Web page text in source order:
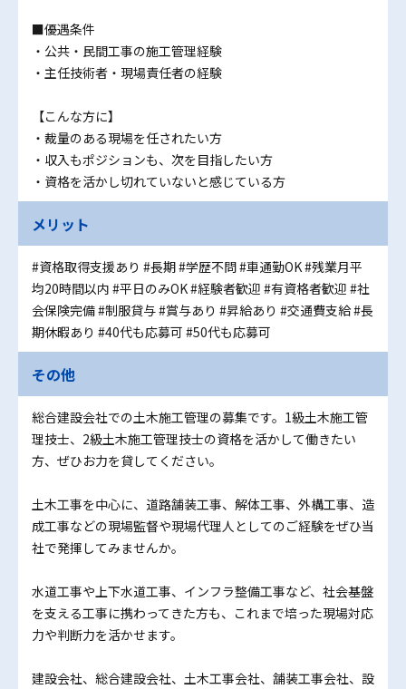
■優遇条件
・公共・民間工事の施工管理経験
・主任技術者・現場責任者の経験
【こんな方に】
・裁量のある現場を任されたい方
・収入もポジションも、次を目指したい方
・資格を活かし切れていないと感じている方
メリット
#資格取得支援あり #長期#学歴不問#車通勤OK#残業月平
均20時間以内 #平日のみOK#経験者歓迎 #有資格者歓迎 #社
会保険完備#制服貸与#賞与あり #昇給あり #交通費支給#長
期休暇あり #40代も応募可 #50代も応募可
その他
総合建設会社での土木施工管理の募集です。1級土木施工管
理技士、2級土木施工管理技士の資格を活かして働きたい
方、ぜひお力を貸してください。
土木工事を中心に、道路舗装工事、解体工事、外構工事、造
成工事などの現場監督や現場代理人としてのご経験をぜひ当
社で発揮してみませんか。
水道工事や上下水道工事、インフラ整備工事など、社会基盤
を支える工事に携わってきた方も、これまで培った現場対応
力や判断力を活かせます。
建設会社、総合建設会社、土木工事会社、舗装工事会社、設